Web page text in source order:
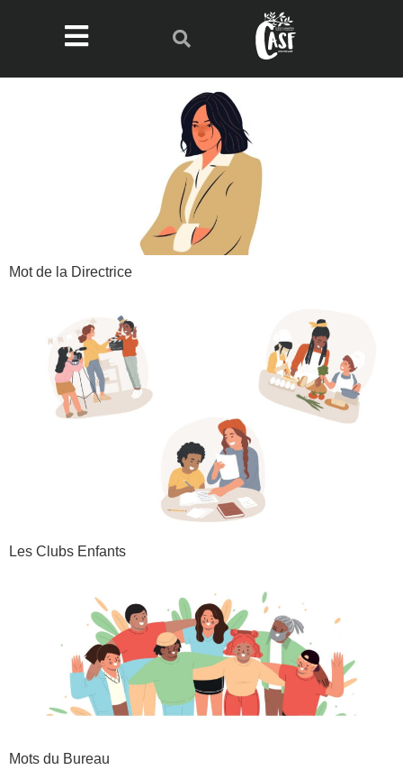
Mot de la Directrice​
Les Clubs Enfants
Mots du Bureau